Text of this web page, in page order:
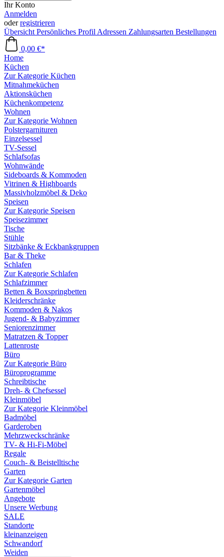
Ihr Konto
Anmelden
oderregistrieren
Übersicht Persönliches Profil Adressen Zahlungsarten Bestellungen
0,00 €*
Home
Küchen
Zur Kategorie Küchen
Mitnahmeküchen
Aktionsküchen
Küchenkompetenz
Wohnen
Zur Kategorie Wohnen
Polstergarnituren
Einzelsessel
TV-Sessel
Schlafsofas
Wohnwände
Sideboards & Kommoden
Vitrinen & Highboards
Massivholzmöbel & Deko
Speisen
Zur Kategorie Speisen
Speisezimmer
Tische
Stühle
Sitzbänke & Eckbankgruppen
Bar & Theke
Schlafen
Zur Kategorie Schlafen
Schlafzimmer
Betten & Boxspringbetten
Kleiderschränke
Kommoden & Nakos
Jugend- & Babyzimmer
Seniorenzimmer
Matratzen & Topper
Lattenroste
Büro
Zur Kategorie Büro
Büroprogramme
Schreibtische
Dreh- & Chefsessel
Kleinmöbel
Zur Kategorie Kleinmöbel
Badmöbel
Garderoben
Mehrzweckschränke
TV- & Hi-Fi-Möbel
Regale
Couch- & Beistelltische
Garten
Zur Kategorie Garten
Gartenmöbel
Angebote
Unsere Werbung
SALE
Standorte
kleinanzeigen
Schwandorf
Weiden